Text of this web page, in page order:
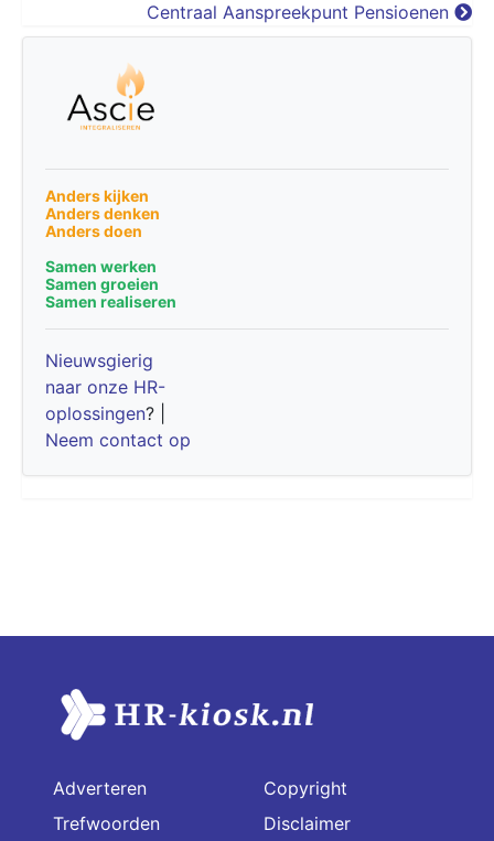
Centraal Aanspreekpunt Pensioenen
Anders kijken
Anders denken
Anders doen
Samen werken
Samen groeien
Samen realiseren
Nieuwsgierig
naar onze HR-
oplossingen? |
Neem contact op
Adverteren
Trefwoorden
Copyright
Disclaimer